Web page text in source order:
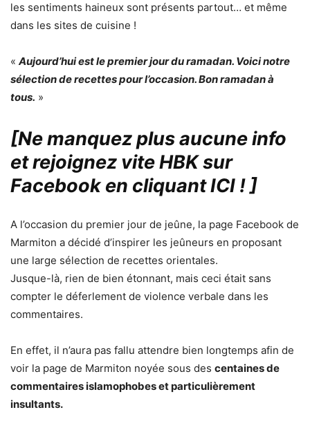
les sentiments haineux sont présents partout… et même
dans les sites de cuisine !
« Aujourd’hui est le premier jour du ramadan. Voici notre
sélection de recettes pour l’occasion. Bon ramadan à
tous. »
[Ne manquez plus aucune info
et rejoignez vite HBK sur
Facebook en cliquant ICI !]
A l’occasion du premier jour de jeûne, la page Facebook de
Marmiton a décidé d’inspirer les jeûneurs en proposant
une large sélection de recettes orientales.
Jusque-là, rien de bien étonnant, mais ceci était sans
compter le déferlement de violence verbale dans les
commentaires.
En effet, il n’aura pas fallu attendre bien longtemps afin de
voir la page de Marmiton noyée sous des centaines de
commentaires islamophobes et particulièrement
insultants.